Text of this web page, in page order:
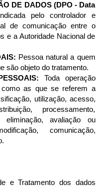
DE DADOS (DPO - Data
pelo controlador e
de comunicação entre o
e a Autoridade Nacional de
Pessoa natural a quem
são objeto do tratamento.
Toda operação
as que se referem a
utilização, acesso,
processamento,
eliminação, avaliação ou
comunicação,
e Tratamento dos dados